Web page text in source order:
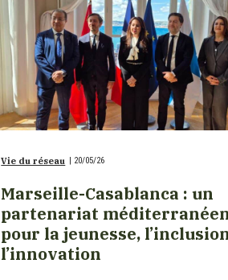
Vie du réseau 20/05/26
Marseille-Casablanca : un
partenariat
pour la jeunesse,
l’innovation